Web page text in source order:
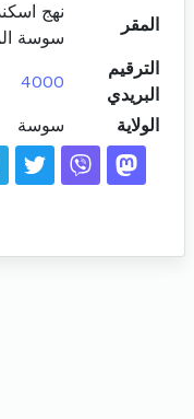
المقر
نهج
سوسة
الترقيم
البريدي
4000
الولاية سوسة